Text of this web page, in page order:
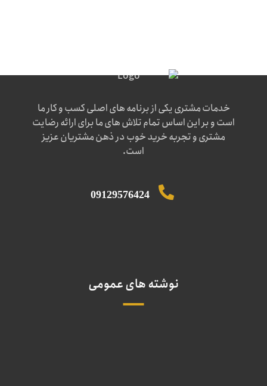
خدمات مشتری یکی از برنامه های اصلی کسب و کار ما
است و بر این اساس تمام تلاش های ما برای ارائه رضایت
مشتری و تجربه خرید خوب در ذهن مشتریان عزیز
است.
09129576424
نوشته های عمومی